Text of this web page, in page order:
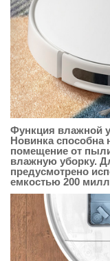
Функция влажной
Новинка способна
помещение от
влажную уборку.
предусмотрено
емкостью 200